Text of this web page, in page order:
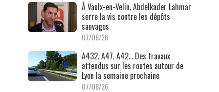
À Vaulx-en-Velin, Abdelkader Lahmar
serre la vis contre les dépôts
sauvages
07/08/26
A432, A47, A42… Des travaux
attendus sur les routes autour de
Lyon la semaine prochaine
07/08/26